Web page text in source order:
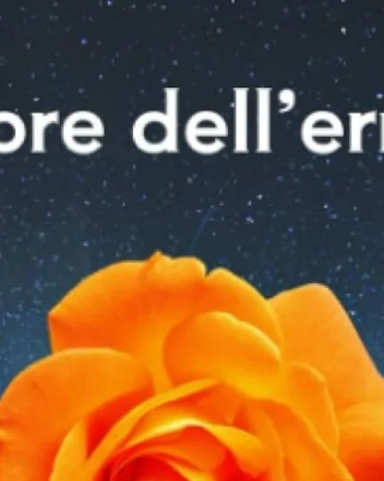
consapevole che richiede una